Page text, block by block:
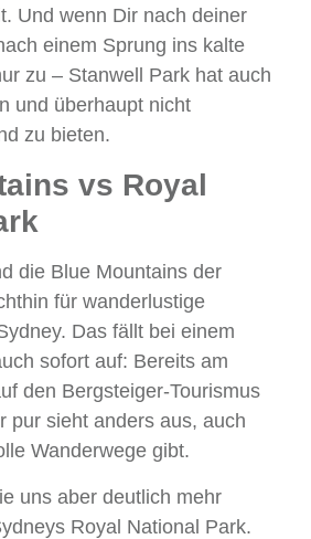
Und wenn Dir nach deiner
einem Sprung ins kalte
zu – Stanwell Park hat auch
und überhaupt nicht
zu bieten.
vs Royal
die Blue Mountains der
für wanderlustige
Das fällt bei einem
sofort auf: Bereits am
den Bergsteiger-Tourismus
pur sieht anders aus, auch
Wanderwege gibt.
uns aber deutlich mehr
Royal National Park.